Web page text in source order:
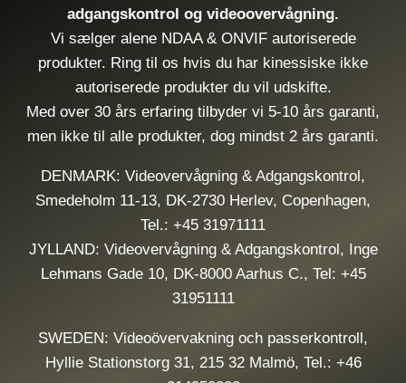
TV-
OG
VIDEOOVERVÅGNING
adgangskontrol og videoovervågning.
Vi sælger alene NDAA & ONVIF autoriserede
produkter. Ring til os hvis du har kinessiske ikke
autoriserede produkter du vil udskifte.
Med over 30 års erfaring tilbyder vi 5-10 års garanti,
men ikke til alle produkter, dog mindst 2 års garanti.
DENMARK: Videovervågning & Adgangskontrol,
Smedeholm 11-13, DK-2730 Herlev, Copenhagen,
Tel.: +45 31971111
JYLLAND: Videovervågning & Adgangskontrol, Inge
Lehmans Gade 10, DK-8000 Aarhus C., Tel: +45
31951111
SWEDEN: Videoövervakning och passerkontroll,
Hyllie Stationstorg 31, 215 32 Malmö, Tel.: +46